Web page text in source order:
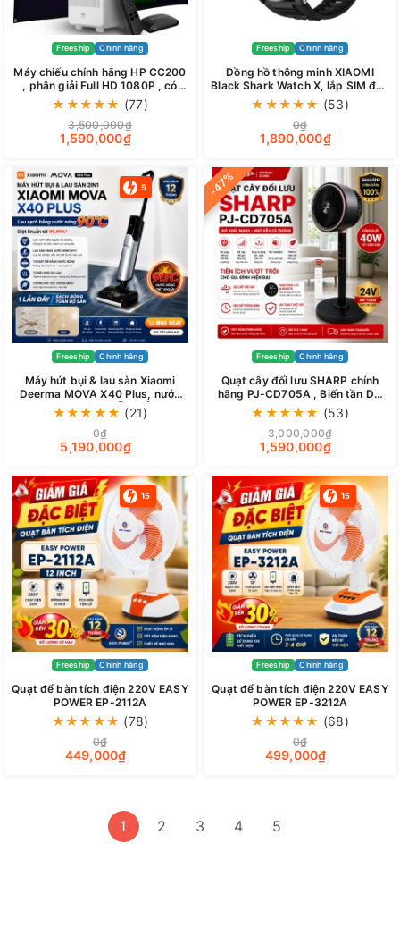
Freeship Chính hãng
Máy chiếu chính hãng HP CC200
, phân giải Full HD 1080P , có
HDMI, Bluetooth
★ ★★★★ (77)
3,500,000₫
1,590,000₫
Freeship Chính hãng
Đồng hồ thông minh XIAOMI
Black Shark Watch X, lắp SIM độc
lập, tải APP, có camera, định vị ...
★ ★★★★ (53)
0₫
1,890,000₫
5
Freeship Chính hãng
Máy hút bụi & lau sàn Xiaomi
Deerma MOVA X40 Plus, nước
nóng 90 độ, TỰ SẤY GIẺ LAU
★★★ ★★ (21)
0₫
5,190,000₫
-47%
Freeship Chính hãng
Quạt cây đối lưu SHARP chính
hãng PJ-CD705A , Biến tần DC
công suất 40w cực êm
★ ★★★★ (53)
3,000,000₫
1,590,000₫
15
Freeship Chính hãng
Quạt để bàn tích điện 220V EASY
POWER EP-2112A
★★★ ★★ (78)
0₫
449,000₫
15
Freeship Chính hãng
Quạt để bàn tích điện 220V EASY
POWER EP-3212A
★ ★★★★ (68)
0₫
499,000₫
1 2 3 4 5